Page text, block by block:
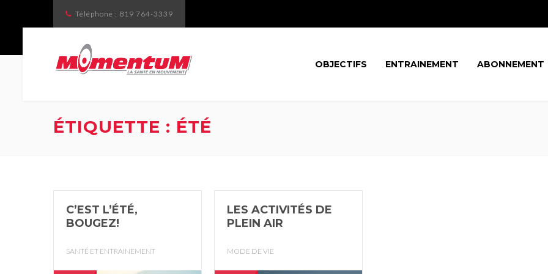
Téléphone : 819 764-3339
OBJECTIFS ENTRAINEMENT ABONNEMENT
ÉTIQUETTE : ÉTÉ
C’EST L’ÉTÉ,
BOUGEZ!
SANTÉ ET ENTRAINEMENT
LES ACTIVITÉS DE
PLEIN AIR
MODE DE VIE